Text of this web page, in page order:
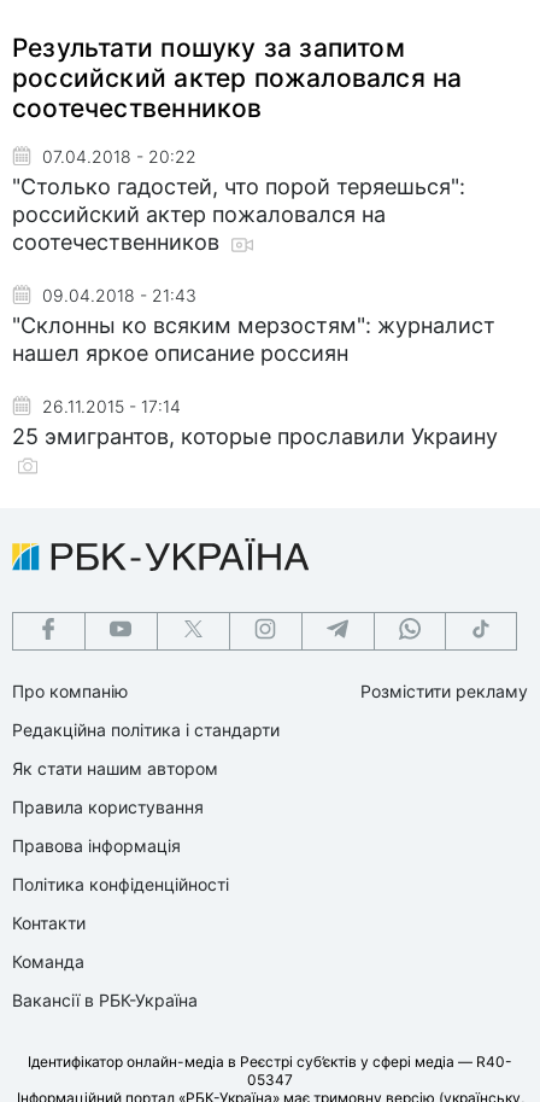
Результати пошуку за запитом
российский актер пожаловался на
соотечественников
07.04.2018 - 20:22
"Столько гадостей, что порой теряешься":
российский актер пожаловался на
соотечественников
09.04.2018 - 21:43
"Склонны ко всяким мерзостям": журналист
нашел яркое описание россиян
26.11.2015 - 17:14
25 эмигрантов, которые прославили Украину
Про компанію
Редакційна політика і стандарти
Як стати нашим автором
Правила користування
Правова інформація
Політика конфіденційності
Контакти
Команда
Вакансії в РБК-Україна
Розмістити рекламу
Ідентифікатор онлайн-медіа в Реєстрі суб’єктів у сфері медіа — R40-
05347
Інформаційний портал «РБК-Україна» має тримовну версію (українську,